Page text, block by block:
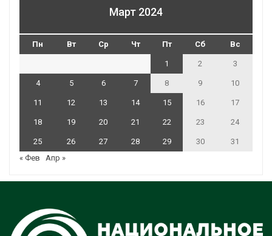
Март 2024
Пн Вт Ср Чт Пт Сб Вс
1 2 3
4 5 6 7 8 9 10
11 12 13 14 15 16 17
18 19 20 21 22 23 24
25 26 27 28 29 30
31
« Фев
Апр »